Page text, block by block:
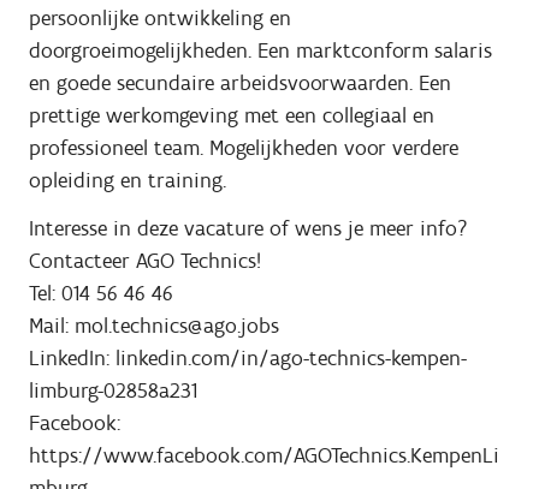
persoonlijke ontwikkeling en
doorgroeimogelijkheden. Een marktconform salaris
en goede secundaire arbeidsvoorwaarden. Een
prettige werkomgeving met een collegiaal en
professioneel team. Mogelijkheden voor verdere
opleiding en training.
Interesse in deze vacature of wens je meer info?
Contacteer AGO Technics!
Tel: 014 56 46 46
Mail: mol.technics@ago.jobs
LinkedIn: linkedin.com/in/ago-technics-kempen-
limburg-02858a231
Facebook:
https://www.facebook.com/AGOTechnics.KempenLi